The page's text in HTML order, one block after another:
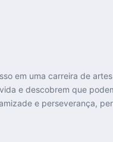
em uma carreira de
e descobrem que
e perseverança,